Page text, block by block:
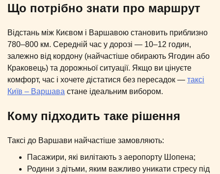
Що потрібно знати про маршрут
Відстань між Києвом і Варшавою становить приблизно
780–800 км. Середній час у дорозі — 10–12 годин,
залежно від кордону (найчастіше обирають Ягодин або
Краковець) та дорожньої ситуації. Якщо ви цінуєте
комфорт, час і хочете дістатися без пересадок — таксі
Київ – Варшава стане ідеальним вибором.
Кому підходить таке рішення
Таксі до Варшави найчастіше замовляють:
Пасажири, які вилітають з аеропорту Шопена;
Родини з дітьми, яким важливо уникати стресу під